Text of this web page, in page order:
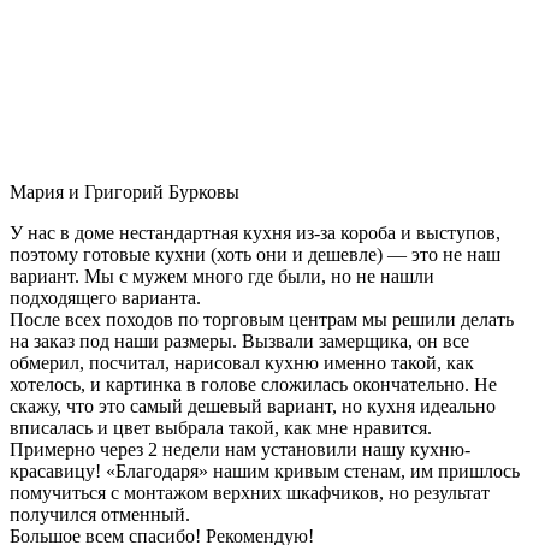
Мария и Григорий Бурковы
У нас в доме нестандартная кухня из-за короба и выступов,
поэтому готовые кухни (хоть они и дешевле) — это не наш
вариант. Мы с мужем много где были, но не нашли
подходящего варианта.
После всех походов по торговым центрам мы решили делать
на заказ под наши размеры. Вызвали замерщика, он все
обмерил, посчитал, нарисовал кухню именно такой, как
хотелось, и картинка в голове сложилась окончательно. Не
скажу, что это самый дешевый вариант, но кухня идеально
вписалась и цвет выбрала такой, как мне нравится.
Примерно через 2 недели нам установили нашу кухню-
красавицу! «Благодаря» нашим кривым стенам, им пришлось
помучиться с монтажом верхних шкафчиков, но результат
получился отменный.
Большое всем спасибо! Рекомендую!